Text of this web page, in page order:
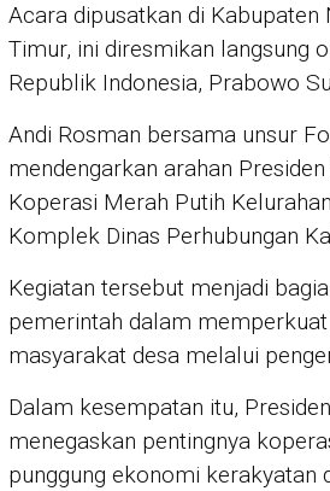
Acara dipusatkan di Kabupaten
Timur, ini diresmikan langsung
Republik Indonesia, Prabowo
Andi Rosman bersama unsur
mendengarkan arahan
Koperasi Merah Putih
Komplek Dinas Perhubungan
Kegiatan tersebut menjadi
pemerintah dalam
masyarakat desa melalui
Dalam kesempatan itu,
menegaskan pentingnya
punggung ekonomi kerakyatan